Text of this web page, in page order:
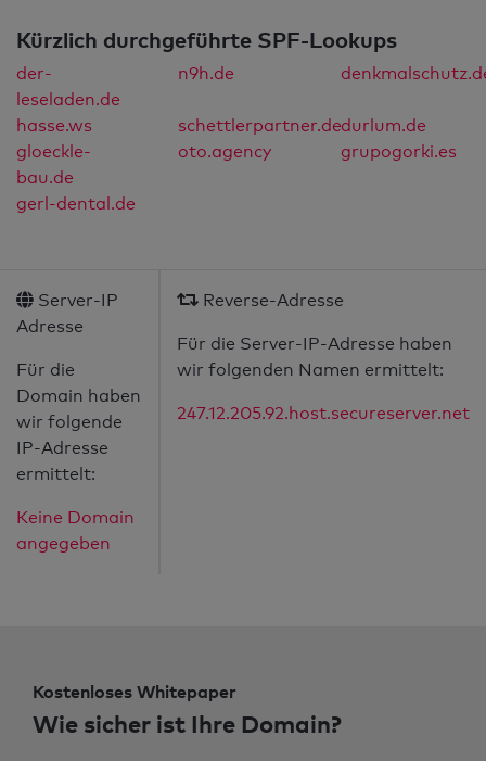
Kürzlich durchgeführte SPF-Lookups
der-
leseladen.de
n9h.de
hasse.ws schettlerpartner.dedurlum.de
gloeckle-
bau.de
oto.agency grupogorki.es
gerl-dental.de
Server-IP
Adresse
Für die
Domain haben
wir folgende
IP-Adresse
ermittelt:
Keine Domain
angegeben
Reverse-Adresse
Für die Server-IP-Adresse haben
wir folgenden Namen ermittelt:
247.12.205.92.host.secureserver.net
Kostenloses Whitepaper
Wie sicher ist Ihre Domain?